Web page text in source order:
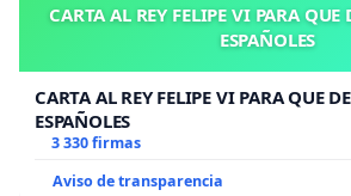
CARTA AL REY FELIPE VI PARA QUE
ESPAÑOLES
CARTA AL REY FELIPE VI PARA QUE
ESPAÑOLES
3 330 firmas
Aviso de transparencia